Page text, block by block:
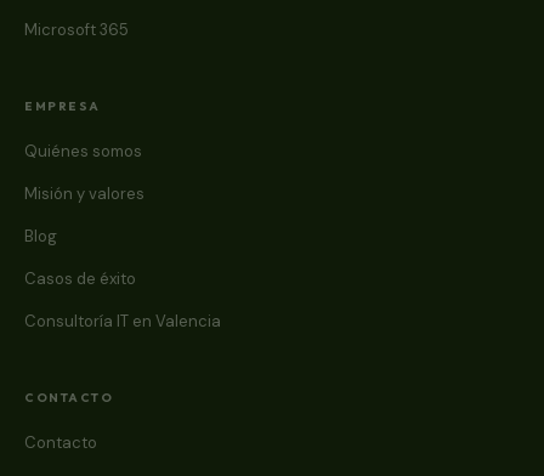
Microsoft 365
EMPRESA
Quiénes somos
Misión y valores
Blog
Casos de éxito
Consultoría IT en Valencia
CONTACTO
Contacto